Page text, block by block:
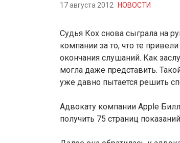
17 августа 2012 НОВОСТИ
Судья Кох снова сыграла на
компании за то, что те
окончания слушаний. Как
могла даже представить.
уже давно пытается решить
Адвокату компании Apple
получить 75 страниц